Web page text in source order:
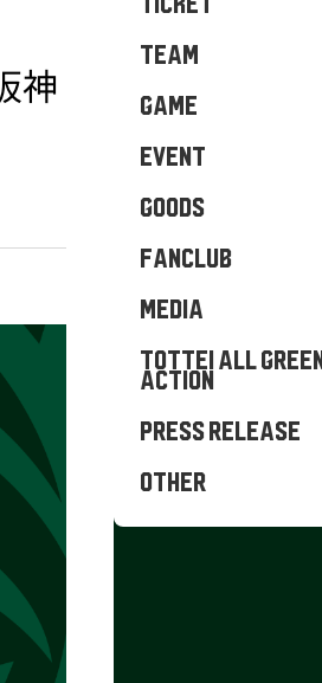
神
TEAM
GAME
EVENT
GOODS
FANCLUB
MEDIA
TOTTEI ALL GREEN
ACTION
PRESS RELEASE
OTHER